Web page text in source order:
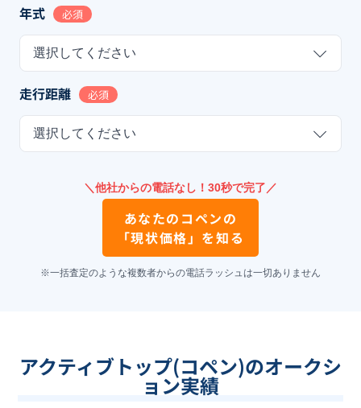
年式 必須
選択してください
走行距離 必須
選択してください
＼他社からの電話なし！30秒で完了／
あなたの コペンの
「現状価格」を知る
※一括査定のような複数者からの電話ラッシュは一切ありません
アクティブトップ(コペン)のオークシ
ョン実績